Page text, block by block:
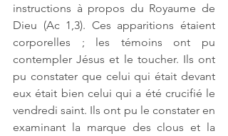
instructions à propos du Royaume de
Dieu (Ac 1,3). Ces apparitions étaient
corporelles ; les témoins ont pu
contempler Jésus et le toucher. Ils ont
pu constater que celui qui était devant
eux était bien celui qui a été crucifié le
vendredi saint. Ils ont pu le constater en
examinant la marque des clous et la